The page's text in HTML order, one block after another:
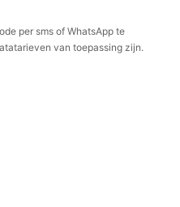
per sms of WhatsApp te
van toepassing zijn.